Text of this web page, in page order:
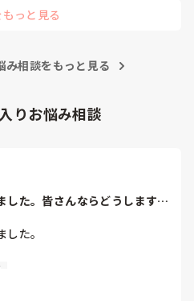
… っと見る
み相談をもっと見る
りお悩み相談
した。皆さんならどうします
た。
署にいましたが、人間関係が原